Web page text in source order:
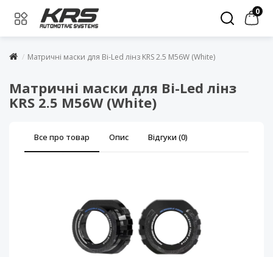
0
Матричні маски для Bi-Led лінз KRS 2.5 M56W (White)
Матричні маски для Bi-Led лінз
KRS 2.5 M56W (White)
Все про товар Опис Відгуки (0)